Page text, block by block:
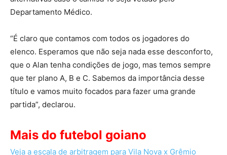
Departamento Médico.
“É claro que contamos com todos os jogadores do
elenco. Esperamos que não seja nada esse desconforto,
que o Alan tenha condições de jogo, mas temos sempre
que ter plano A, B e C. Sabemos da importância desse
título e vamos muito focados para fazer uma grande
partida”, declarou.
Mais do futebol goiano
Veja a escala de arbitragem para Vila Nova x Grêmio